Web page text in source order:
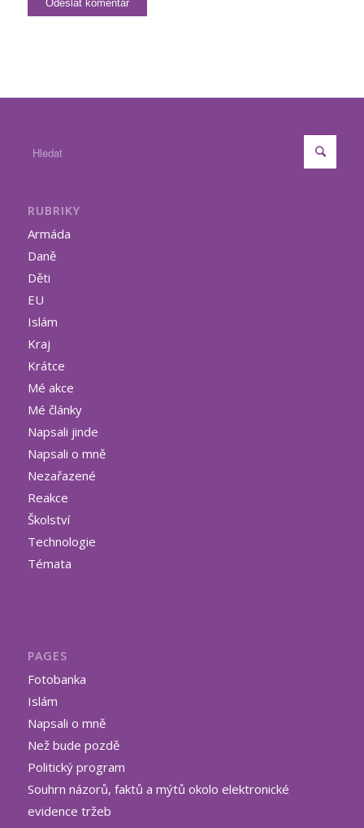
RUBRIKY
Armáda
Daně
Děti
EU
Islám
Kraj
Krátce
Mé akce
Mé články
Napsali jinde
Napsali o mně
Nezařazené
Reakce
Školství
Technologie
Témata
PAGES
Fotobanka
Islám
Napsali o mně
Než bude pozdě
Politický program
Souhrn názorů, faktů a mýtů okolo elektronické
evidence tržeb